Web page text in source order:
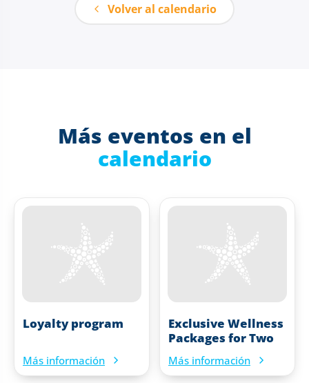
Volver al calendario
Más eventos en el
calendario
Loyalty program
Más información
Exclusive Wellness
Packages for Two
Más información